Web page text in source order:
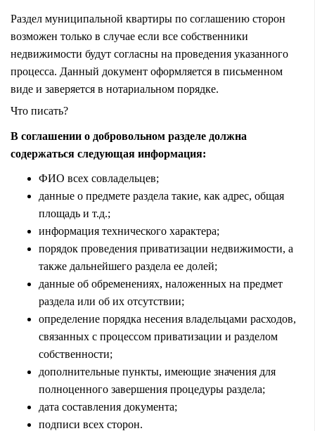
Раздел муниципальной квартиры по соглашению сторон
возможен только в случае если все собственники
недвижимости будут согласны на проведения указанного
процесса. Данный документ оформляется в письменном
виде и заверяется в нотариальном порядке.
Что писать?
В соглашении о добровольном разделе должна
содержаться следующая информация:
ФИО всех совладельцев;
данные о предмете раздела такие, как адрес, общая
площадь и т.д.;
информация технического характера;
порядок проведения приватизации недвижимости, а
также дальнейшего раздела ее долей;
данные об обременениях, наложенных на предмет
раздела или об их отсутствии;
определение порядка несения владельцами расходов,
связанных с процессом приватизации и разделом
собственности;
дополнительные пункты, имеющие значения для
полноценного завершения процедуры раздела;
дата составления документа;
подписи всех сторон.